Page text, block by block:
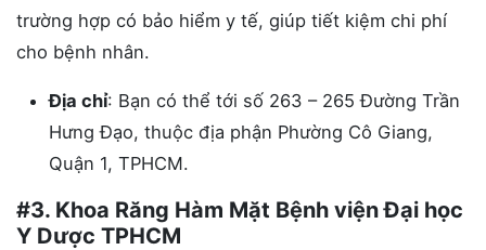
trường hợp có bảo hiểm y tế, giúp tiết kiệm chi phí
cho bệnh nhân.
Địa chỉ: Bạn có thể tới số 263 – 265 Đường Trần
Hưng Đạo, thuộc địa phận Phường Cô Giang,
Quận 1, TPHCM.
#3. Khoa Răng Hàm Mặt Bệnh viện Đại học
Y Dược TPHCM